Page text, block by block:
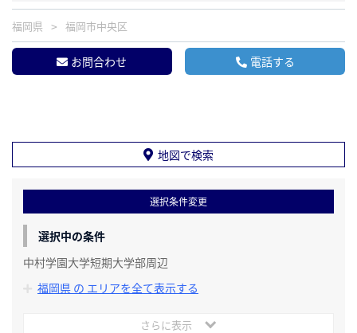
福岡県 福岡市中央区
お問合わせ 電話する
地図で検索
選択条件変更
選択中の条件
中村学園大学短期大学部周辺
福岡県 の エリアを全て表示する
さらに表示